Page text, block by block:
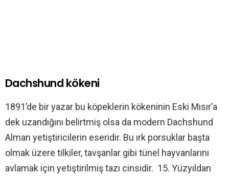
Dachshund kökeni
1891’de bir yazar bu köpeklerin kökeninin Eski Mısır’a
dek uzandığını belirtmiş olsa da modern Dachshund
Alman yetiştiricilerin eseridir. Bu ırk porsuklar başta
olmak üzere tilkiler, tavşanlar gibi tünel hayvanlarını
avlamak için yetiştirilmiş tazı cinsidir. 15. Yüzyıldan